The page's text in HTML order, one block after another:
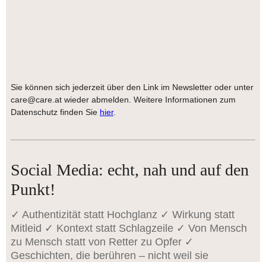
Sie können sich jederzeit über den Link im Newsletter oder unter
care@care.at wieder abmelden. Weitere Informationen zum
Datenschutz finden Sie hier.
Social Media: echt, nah und auf den
Punkt!
✓ Authentizität statt Hochglanz ✓ Wirkung statt
Mitleid ✓ Kontext statt Schlagzeile ✓ Von Mensch
zu Mensch statt von Retter zu Opfer ✓
Geschichten, die berühren – nicht weil sie